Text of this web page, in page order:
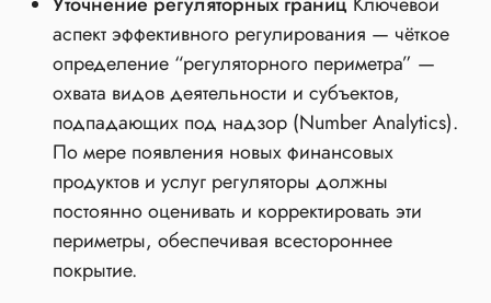
аспект эффективного регулирования — чёткое
определение “регуляторного периметра” —
охвата видов деятельности и субъектов,
подпадающих под надзор (Number Analytics).
По мере появления новых финансовых
продуктов и услуг регуляторы должны
постоянно оценивать и корректировать эти
периметры, обеспечивая всестороннее
покрытие.